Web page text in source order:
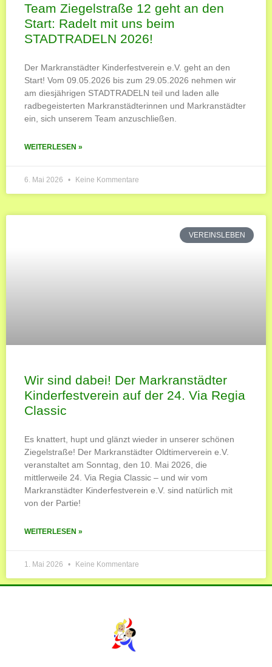
Team Ziegelstraße 12 geht an den
Start: Radelt mit uns beim
STADTRADELN 2026!
Der Markranstädter Kinderfestverein e.V. geht an den
Start! Vom 09.05.2026 bis zum 29.05.2026 nehmen wir
am diesjährigen STADTRADELN teil und laden alle
radbegeisterten Markranstädterinnen und Markranstädter
ein, sich unserem Team anzuschließen.
WEITERLESEN »
6. Mai 2026 Keine Kommentare
VEREINSLEBEN
Wir sind dabei! Der Markranstädter
Kinderfestverein auf der 24. Via Regia
Classic
Es knattert, hupt und glänzt wieder in unserer schönen
Ziegelstraße! Der Markranstädter Oldtimerverein e.V.
veranstaltet am Sonntag, den 10. Mai 2026, die
mittlerweile 24. Via Regia Classic – und wir vom
Markranstädter Kinderfestverein e.V. sind natürlich mit
von der Partie!
WEITERLESEN »
1. Mai 2026 Keine Kommentare